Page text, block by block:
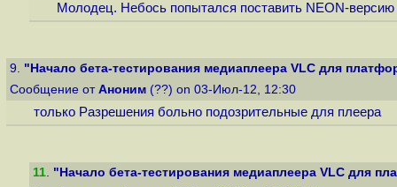
Молодец. Небось попытался поставить NEON-
9. "Начало бета-тестирования медиаплеера VLC для
Сообщение от Аноним (??) on 03-Июл-12, 12:30
только Разрешения больно подозрительные для плеера
11. "Начало бета-тестирования медиаплеера VLC для